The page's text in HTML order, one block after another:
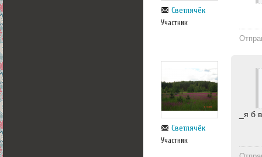
Светлячёк
Участник
Светлячёк
Участник
_я б